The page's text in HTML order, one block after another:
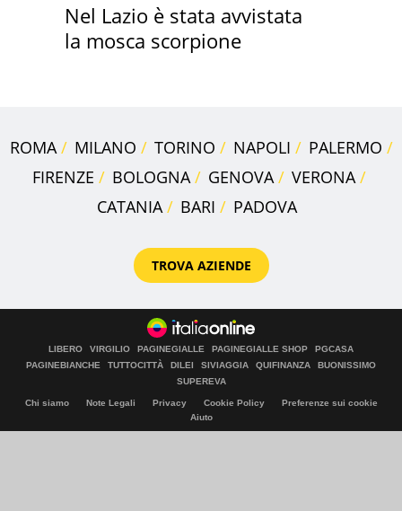
Nel Lazio è stata avvistata
la mosca scorpione
ROMA MILANO TORINO NAPOLI
PALERMO
FIRENZE
BOLOGNA GENOVA
VERONA
CATANIA
BARI PADOVA
TROVA AZIENDE
LIBERO VIRGILIO PAGINEGIALLE PAGINEGIALLE SHOP
PGCASA
PAGINEBIANCHE
TUTTOCITTÀ DILEI SIVIAGGIA QUIFINANZA
BUONISSIMO
SUPEREVA
Chi siamo Note Legali Privacy Cookie Policy
Preferenze sui cookie
Aiuto